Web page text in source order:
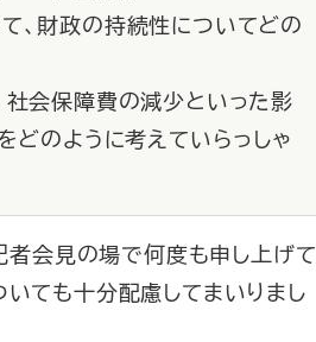
、財政の持続性についてどの
社会保障費の減少といった影
どのように考えていらっしゃ
者会見の場で何度も申し上げて
ても十分配慮してまいりまし